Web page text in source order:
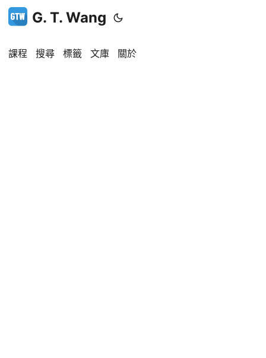
G. T. Wang
課程 搜尋 標籤 文庫 關於